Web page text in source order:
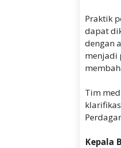
‎Praktik
dapat
dengan
menjadi
‎Tim
Kepala